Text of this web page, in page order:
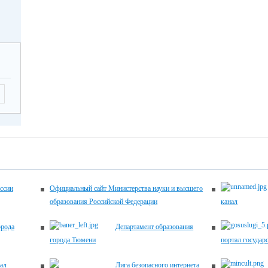
Александровна,
заместитель
Официальный сайт Министерства науки и высшего
образования Российской Федерации
канал
Департамент образования
города Тюмени
портал
Лига безопасного интернета